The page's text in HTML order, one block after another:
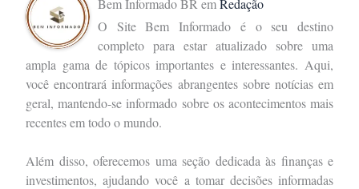
O Site Bem Informado é o seu destino
completo para estar atualizado sobre uma
ampla gama de tópicos importantes e interessantes. Aqui,
você encontrará informações abrangentes sobre notícias em
geral, mantendo-se informado sobre os acontecimentos mais
recentes em todo o mundo.
Além disso, oferecemos uma seção dedicada às finanças e
investimentos, ajudando você a tomar decisões informadas